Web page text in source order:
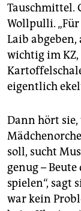
Tauschmittel.
Wollpulli.
Laib
wichtig im KZ,
eigentlich
Dann hört sie,
soll, sucht
genug –
spielen“, sagt
war kein